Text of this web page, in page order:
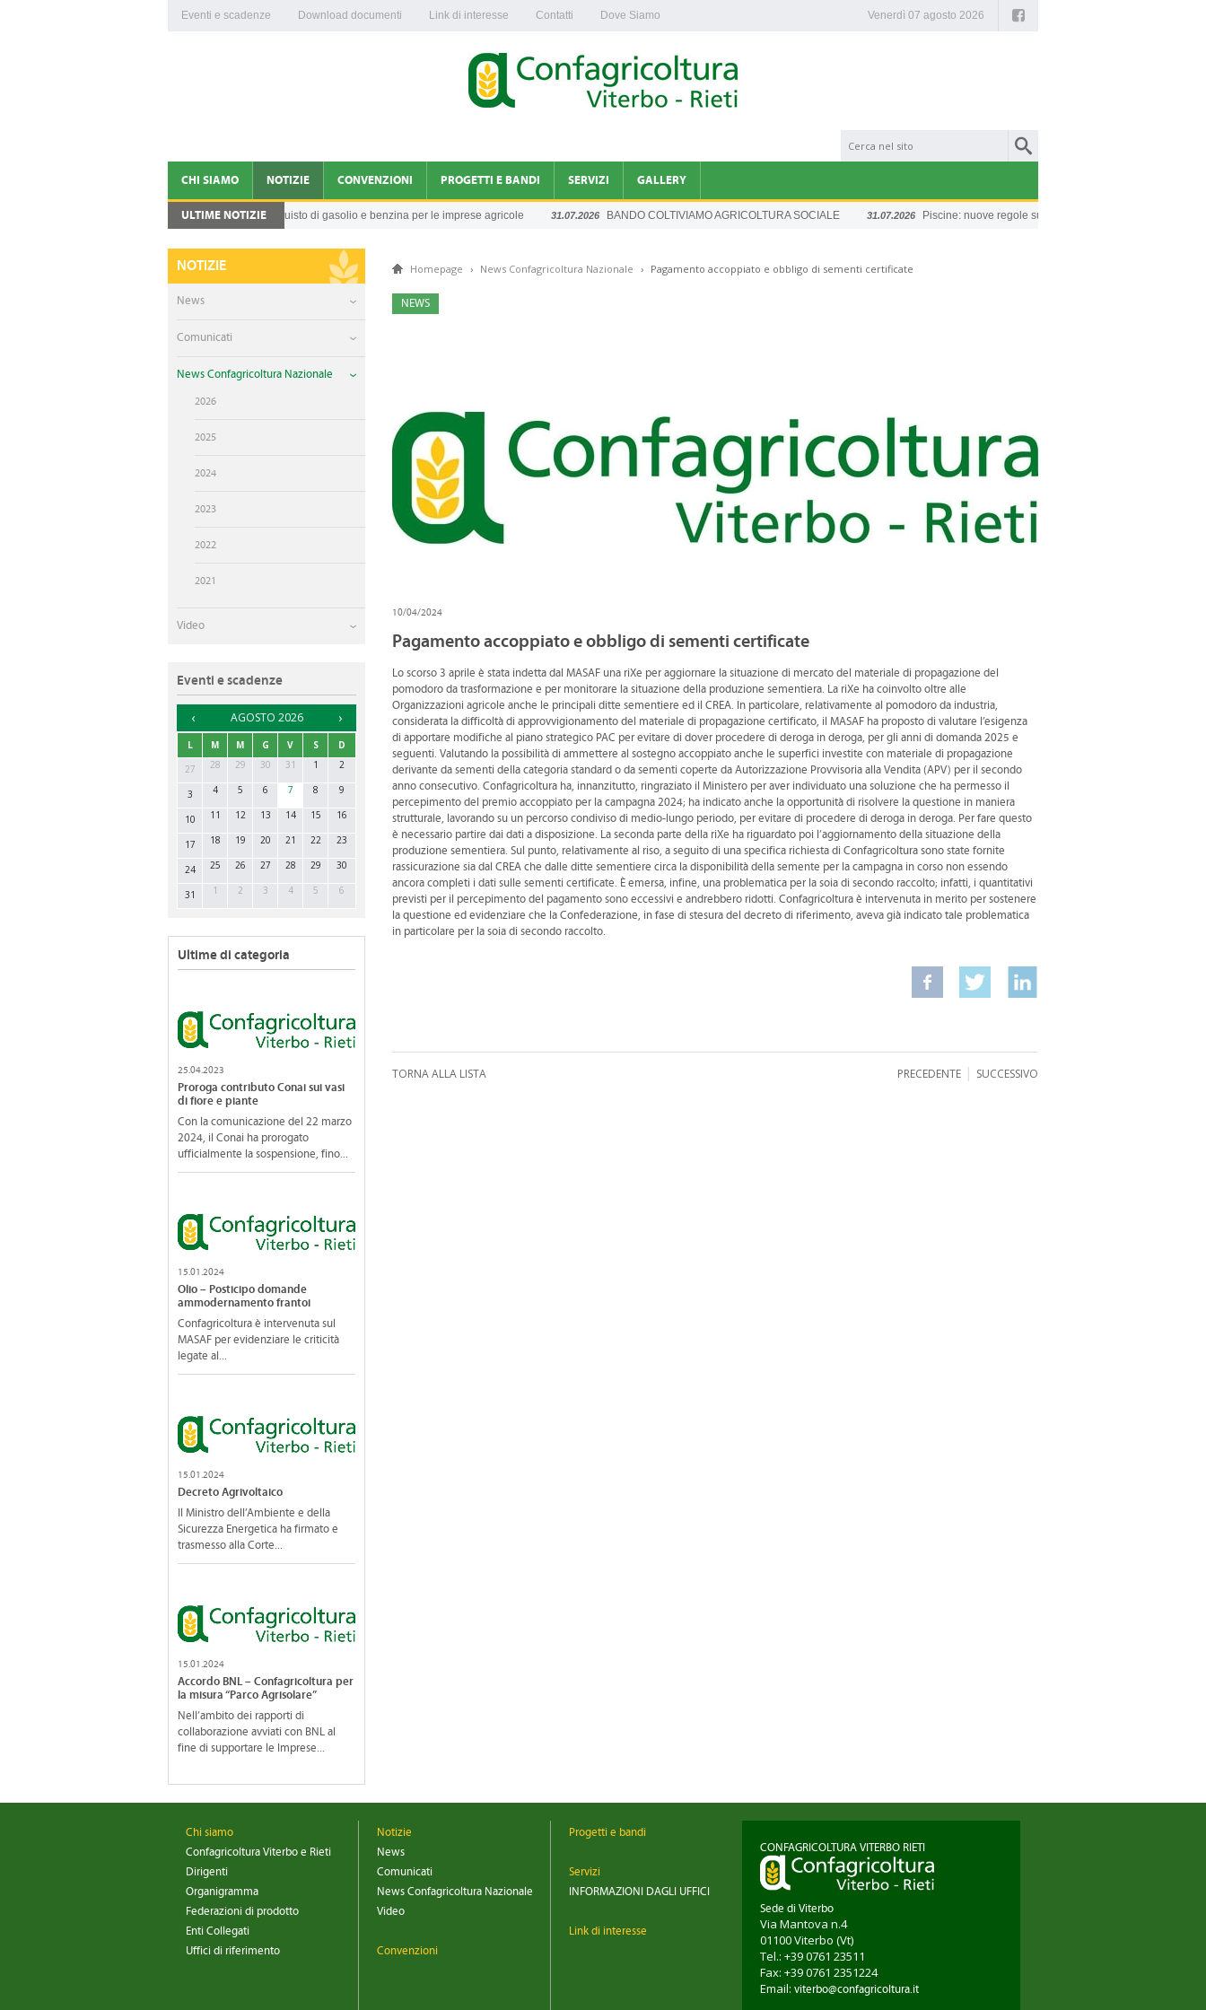
Eventi e scadenze Download documenti Link di interesse Contatti Dove Siamo Facebook
Venerdì 07 agosto 2026
CHI SIAMO
CONFAGRICOLTURA VITERBO E RIETI
ORGANIGRAMMA
FEDERAZIONI DI PRODOTTO
ENTI COLLEGATI
UFFICI DI RIFERIMENTO
NOTIZIE
NEWS
NEWS CONFAGRICOLTURA NAZIONALE
CONVENZIONI PROGETTI E BANDI SERVIZI
INFORMAZIONI DAGLI UFFICI
GALLERY
ULTIME NOTIZIE
Credito d’imposta per l'acquisto di gasolio e benzina per le imprese agricole 31.07.2026 BANDO COLTIVIAMO AGRICOLTURA SOCIALE 31.07.2026 Piscine: nuove regole sulla sicurezza
NOTIZIE
News
Comunicati
News Confagricoltura Nazionale
2026
2025
2024
2023
2022
2021
Video
Eventi e scadenze
AGOSTO 2026 ►
L M M G V S
D
27
28 29 30 31 1 2
3 4 5 6 7 8 9
10 11 12 13 14 15 16
17 18 19 20 21 22 23
24 25 26 27 28 29 30
31 1 2 3 4 5 6
Ultime di categoria
25.04.2023
Proroga contributo Conai sui vasi
di fiore e piante
Con la comunicazione del 22 marzo
2024, il Conai ha prorogato
ufficialmente la sospensione, fino...
15.01.2024
Olio – Posticipo domande
ammodernamento frantoi
Confagricoltura è intervenuta sul
MASAF per evidenziare le criticità
legate al...
15.01.2024
Decreto Agrivoltaico
Il Ministro dell’Ambiente e della
Sicurezza Energetica ha firmato e
trasmesso alla Corte...
15.01.2024
Accordo BNL – Confagricoltura per
la misura “Parco Agrisolare”
Nell’ambito dei rapporti di
collaborazione avviati con BNL al
fine di supportare le Imprese...
Homepage › News Confagricoltura Nazionale › Pagamento accoppiato e obbligo di sementi certificate
NEWS
10/04/2024
Pagamento accoppiato e obbligo di sementi certificate
Lo scorso 3 aprile è stata indetta dal MASAF una riXe per aggiornare la situazione di mercato del materiale di propagazione del
pomodoro da trasformazione e per monitorare la situazione della produzione sementiera. La riXe ha coinvolto oltre alle
Organizzazioni agricole anche le principali ditte sementiere ed il CREA. In particolare, relativamente al pomodoro da industria,
considerata la difficoltà di approvvigionamento del materiale di propagazione certificato, il MASAF ha proposto di valutare l’esigenza
di apportare modifiche al piano strategico PAC per evitare di dover procedere di deroga in deroga, per gli anni di domanda 2025 e
seguenti. Valutando la possibilità di ammettere al sostegno accoppiato anche le superfici investite con materiale di propagazione
derivante da sementi della categoria standard o da sementi coperte da Autorizzazione Provvisoria alla Vendita (APV) per il secondo
anno consecutivo. Confagricoltura ha, innanzitutto, ringraziato il Ministero per aver individuato una soluzione che ha permesso il
percepimento del premio accoppiato per la campagna 2024; ha indicato anche la opportunità di risolvere la questione in maniera
strutturale, lavorando su un percorso condiviso di medio-lungo periodo, per evitare di procedere di deroga in deroga. Per fare questo
è necessario partire dai dati a disposizione. La seconda parte della riXe ha riguardato poi l’aggiornamento della situazione della
produzione sementiera. Sul punto, relativamente al riso, a seguito di una specifica richiesta di Confagricoltura sono state fornite
rassicurazione sia dal CREA che dalle ditte sementiere circa la disponibilità della semente per la campagna in corso non essendo
ancora completi i dati sulle sementi certificate. È emersa, infine, una problematica per la soia di secondo raccolto; infatti, i quantitativi
previsti per il percepimento del pagamento sono eccessivi e andrebbero ridotti. Confagricoltura è intervenuta in merito per sostenere
la questione ed evidenziare che la Confederazione, in fase di stesura del decreto di riferimento, aveva già indicato tale problematica
in particolare per la soia di secondo raccolto.
TORNA ALLA LISTA PRECEDENTE | SUCCESSIVO
Chi siamo
Confagricoltura Viterbo e Rieti
Dirigenti
Organigramma
Federazioni di prodotto
Enti Collegati
Uffici di riferimento
Notizie
News
Comunicati
News Confagricoltura Nazionale
Video
Convenzioni
Progetti e bandi
Servizi
INFORMAZIONI DAGLI UFFICI
Link di interesse
CONFAGRICOLTURA VITERBO RIETI
Sede di Viterbo
Via Mantova n.4
01100Viterbo (Vt)
Tel.: +39 0761 23511
Fax: +39 0761 2351224
Email:viterbo@confagricoltura.it